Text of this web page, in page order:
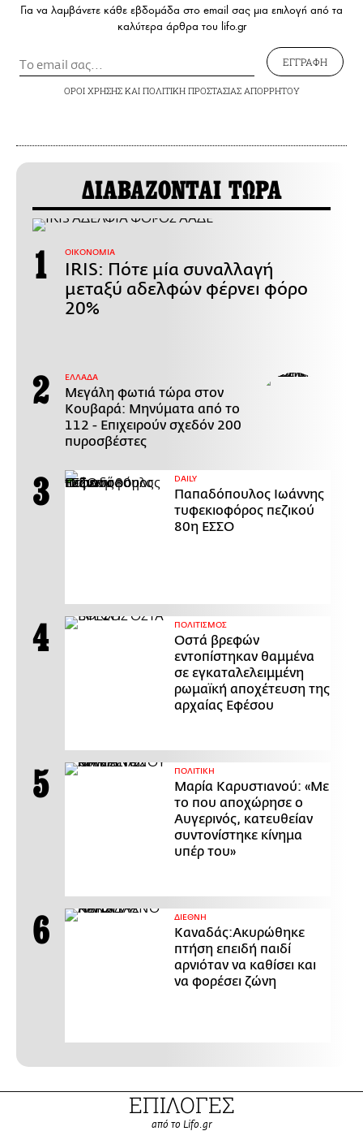
Για να λαμβάνετε κάθε εβδομάδα στο email σας μια επιλογή από τα
καλύτερα άρθρα του lifo.gr
ΕΓΓΡΑΦΗ
ΟΡΟΙ ΧΡΗΣΗΣΚΑΙ ΠΟΛΙΤΙΚΗ ΠΡΟΣΤΑΣΙΑΣ ΑΠΟΡΡΗΤΟΥ
ΔΙΑΒΑΖΟΝΤΑΙ ΤΩΡΑ
ΟΙΚΟΝΟΜΙΑ
IRIS: Πότε μία συναλλαγή
μεταξύ αδελφών φέρνει φόρο
20%
ΕΛΛΑΔΑ
Μεγάλη φωτιά τώρα στον
Κουβαρά: Μηνύματα από το
112 - Επιχειρούν σχεδόν 200
πυροσβέστες
DAILY
Παπαδόπουλος Ιωάννης
τυφεκιοφόρος πεζικού
80η ΕΣΣΟ
ΠΟΛΙΤΙΣΜΟΣ
Οστά βρεφών
εντοπίστηκαν θαμμένα
σε εγκαταλελειμμένη
ρωμαϊκή αποχέτευση της
αρχαίας Εφέσου
ΠΟΛΙΤΙΚΗ
Μαρία Καρυστιανού: «Με
το που αποχώρησε ο
Αυγερινός, κατευθείαν
συντονίστηκε κίνημα
υπέρ του»
ΔΙΕΘΝΗ
Καναδάς:Ακυρώθηκε
πτήση επειδή παιδί
αρνιόταν να καθίσει και
να φορέσει ζώνη
ΕΠΙΛΟΓΕΣ
από το Lifo.gr